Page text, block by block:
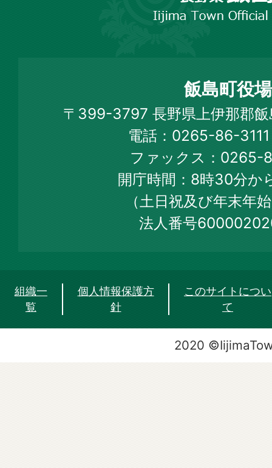
Town
Official
Web
Site
飯島町役場
〒399-3797 長野県上伊那郡
電話：0265-86-
ファックス：0265-
開庁時間：8時30分か
（土日祝及び年末年
法人番号
組織一
覧
個人情報保護方
針
このサイトについ
て
2020